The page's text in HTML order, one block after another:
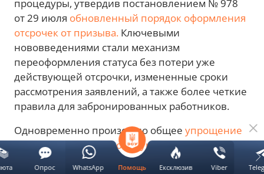
процедуры, утвердив постановлением № 978
от 29 июля обновленный порядок оформления
отсрочек от призыва. Ключевыми
нововведениями стали механизм
переоформления статуса без потери уже
действующей отсрочки, измененные сроки
рассмотрения заявлений, а также более четкие
правила для забронированных работников.
Одновременно произошло общее упрощение
бюрократических процедур, в частности для
граждан, воспитывающих
Помощь Ексклюзив Viber
Опрос WhatsApp